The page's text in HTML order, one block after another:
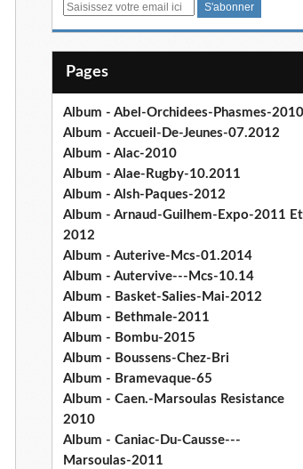
E
Pages
Album - Abel-Orchidees-Phasmes-2010
Album - Accueil-De-Jeunes-07.2012
Album - Alac-2010
Album - Alae-Rugby-10.2011
Album - Alsh-Paques-2012
Album - Arnaud-Guilhem-Expo-2011 Et
2012
Album - Auterive-Mcs-01.2014
Album - Autervive---Mcs-10.14
Album - Basket-Salies-Mai-2012
Album - Bethmale-2011
Album - Bombu-2015
Album - Boussens-Chez-Bri
Album - Bramevaque-65
Album - Caen.-Marsoulas Resistance
2010
Album - Caniac-Du-Causse---
Marsoulas-2011